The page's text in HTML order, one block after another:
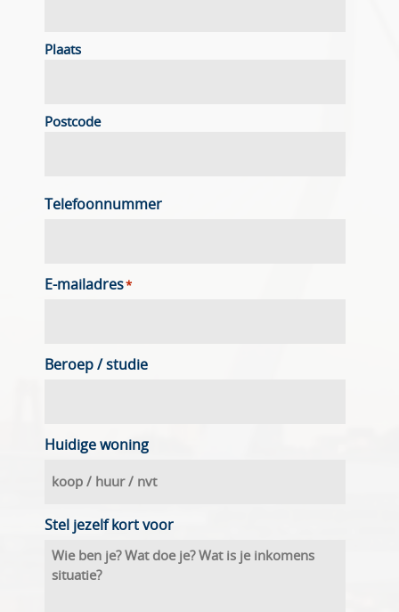
Plaats
Postcode
Telefoonnummer
E-mailadres*
Beroep / studie
Huidige woning
Stel jezelf kort voor